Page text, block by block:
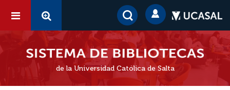
de la Universidad Católica de Salta